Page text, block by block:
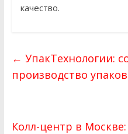
качество.
← УпакТехнологии:
производство
Колл-центр в